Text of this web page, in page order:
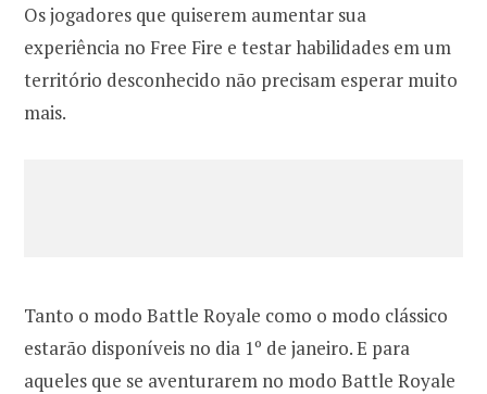
Os jogadores que quiserem aumentar sua
experiência no Free Fire e testar habilidades em um
território desconhecido não precisam esperar muito
mais.
Tanto o modo Battle Royale como o modo clássico
estarão disponíveis no dia 1º de janeiro. E para
aqueles que se aventurarem no modo Battle Royale